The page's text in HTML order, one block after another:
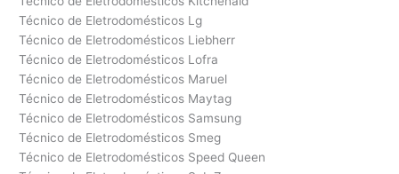
Técnico de Eletrodomésticos Lg
Técnico de Eletrodomésticos Liebherr
Técnico de Eletrodomésticos Lofra
Técnico de Eletrodomésticos Maruel
Técnico de Eletrodomésticos Maytag
Técnico de Eletrodomésticos Samsung
Técnico de Eletrodomésticos Smeg
Técnico de Eletrodomésticos Speed Queen